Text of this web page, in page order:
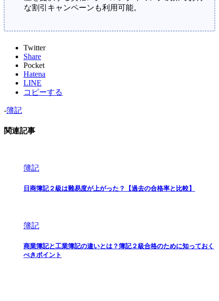
な割引キャンペーンも利用可能。
Twitter
Share
Pocket
Hatena
LINE
コピーする
-簿記
関連記事
簿記
日商簿記２級は難易度が上がった？【過去の合格率と比較】
簿記
商業簿記と工業簿記の違いとは？簿記２級合格のために知っておく
べきポイント